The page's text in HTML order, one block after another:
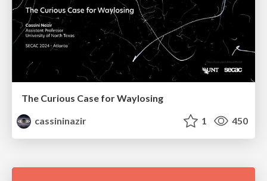
The Curious Case for Waylosing
cassininazir
1 450